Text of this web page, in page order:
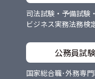
司法試験・予備試
ビジネス実務法務検
公務員試験
国家総合職･外務専